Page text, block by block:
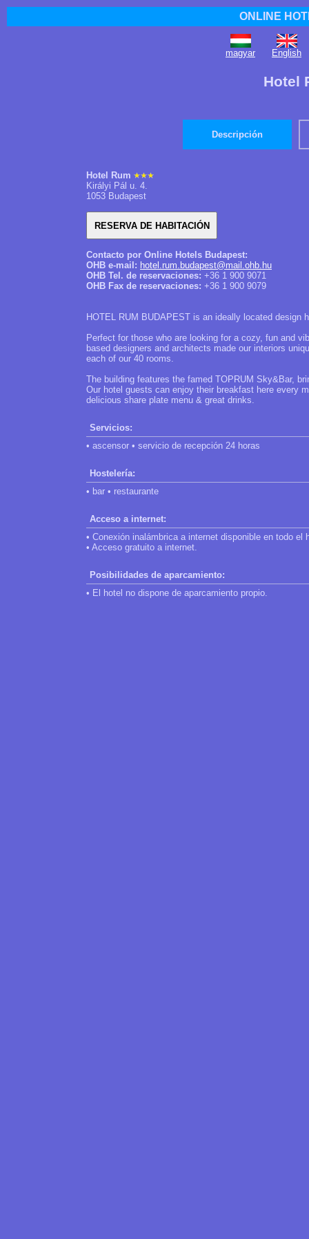
ONLINE
magyar English
Hotel
Descripción
Hotel Rum
Királyi Pál u. 4.
1053 Budapest
Contacto por Online Hotels Budapest:
OHB e-mail: hotel.rum.budapest@mail.ohb.hu
OHB Tel. de reservaciones: +36 1 900 9071
OHB Fax de reservaciones: +36 1 900 9079
HOTEL RUM BUDAPEST is an ideally located design
Perfect for those who are looking for a cozy, fun and
based designers and architects made our interiors
each of our 40 rooms.
The building features the famed TOPRUM Sky&Bar,
Our hotel guests can enjoy their breakfast here every
delicious share plate menu & great drinks.
Servicios:
• ascensor • servicio de recepción 24 horas
Hostelería:
• bar • restaurante
Acceso a internet:
• Conexión inalámbrica a internet disponible en todo el
• Acceso gratuito a internet.
Posibilidades de aparcamiento:
• El hotel no dispone de aparcamiento propio.